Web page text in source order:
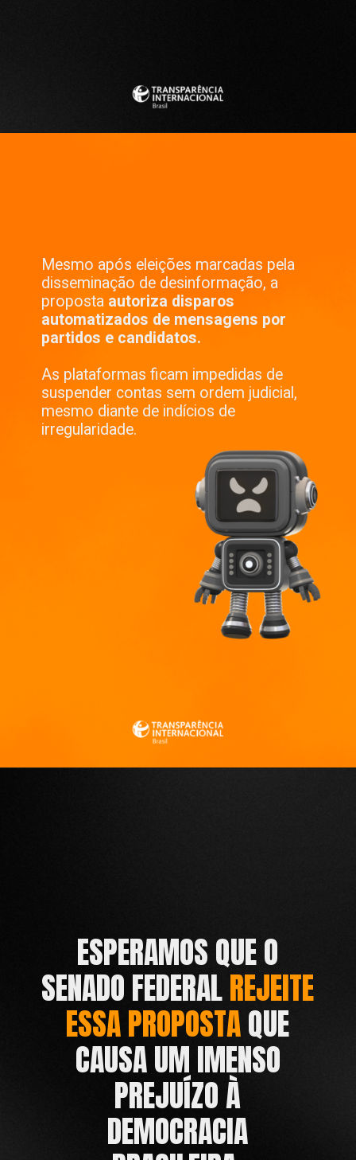
Mesmo após eleições marcadas pela
disseminação de desinformação, a
proposta autoriza disparos
automatizados de mensagens por
partidos e candidatos.
As plataformas ficam impedidas de
suspender contas sem ordem judicial,
mesmo diante de indícios de
irregularidade.
ESPERAMOS QUE O
SENADO FEDERALREJEITE
ESSA PROPOSTAQUE
CAUSA UM IMENSO
PREJUÍZO À
DEMOCRACIA